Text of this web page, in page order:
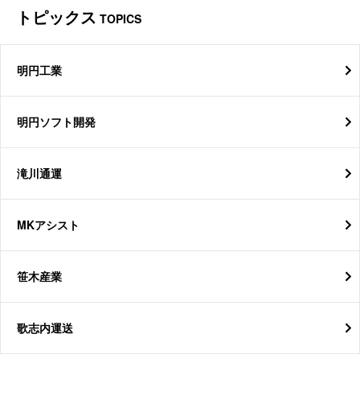
トピックス TOPICS
明円工業
明円ソフト開発
滝川通運
MKアシスト
笹木産業
歌志内運送